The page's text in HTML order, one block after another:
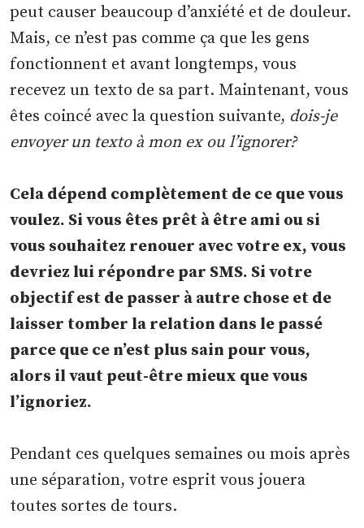
peut causer beaucoup d’anxiété et de douleur.
Mais, ce n’est pas comme ça que les gens
fonctionnent et avant longtemps, vous
recevez un texto de sa part. Maintenant, vous
êtes coincé avec la question suivante, dois-je
envoyer un texto à mon ex ou l’ignorer?
Cela dépend complètement de ce que vous
voulez. Si vous êtes prêt à être ami ou si
vous souhaitez renouer avec votre ex, vous
devriez lui répondre par SMS. Si votre
objectif est de passer à autre chose et de
laisser tomber la relation dans le passé
parce que ce n’est plus sain pour vous,
alors il vaut peut-être mieux que vous
l’ignoriez.
Pendant ces quelques semaines ou mois après
une séparation, votre esprit vous jouera
toutes sortes de tours.